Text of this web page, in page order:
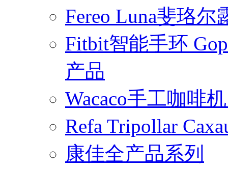
Fereo Luna斐珞
Fitbit智能手环
产品
Wacaco手工咖啡
Refa Tripollar
康佳全产品系列